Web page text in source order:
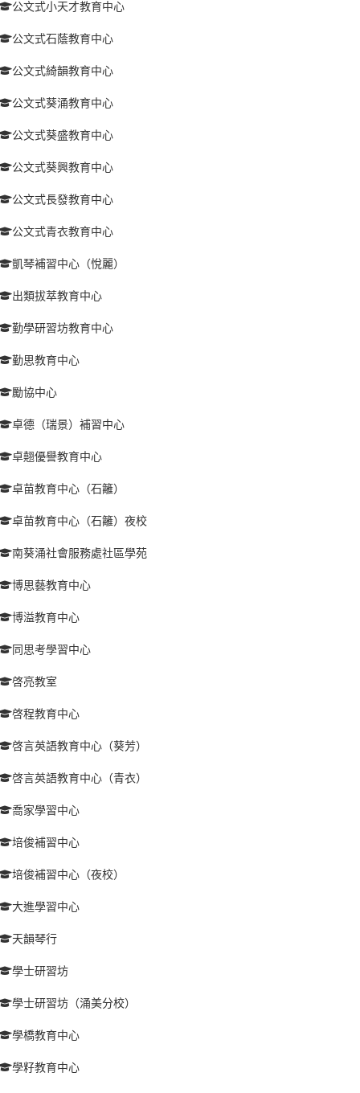
公文式小天才教育中心
公文式石蔭教育中心
公文式綺韻教育中心
公文式葵涌教育中心
公文式葵盛教育中心
公文式葵興教育中心
公文式長發教育中心
公文式青衣教育中心
凱琴補習中心（悅麗）
出類拔萃教育中心
勤學研習坊教育中心
勤思教育中心
勵協中心
卓德（瑞景）補習中心
卓翹優譽教育中心
卓苗教育中心（石籬）
卓苗教育中心（石籬）夜校
南葵涌社會服務處社區學苑
博思藝教育中心
博溢教育中心
同思考學習中心
啓亮教室
啓程教育中心
啓言英語教育中心（葵芳）
啓言英語教育中心（青衣）
喬家學習中心
培俊補習中心
培俊補習中心（夜校）
大進學習中心
天韻琴行
學士研習坊
學士研習坊（涌美分校）
學橋教育中心
學籽教育中心